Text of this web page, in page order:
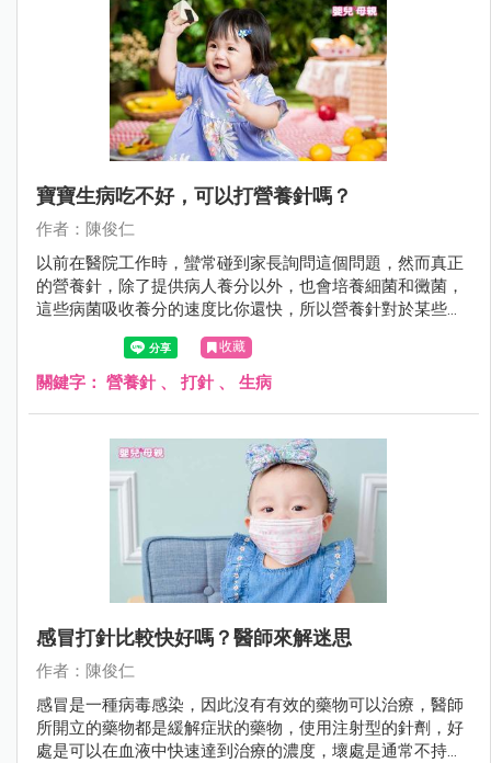
寶寶生病吃不好，可以打營養針嗎？
作者：陳俊仁
以前在醫院工作時，蠻常碰到家長詢問這個問題，然而真正
的營養針，除了提供病人養分以外，也會培養細菌和黴菌，
這些病菌吸收養分的速度比你還快，所以營養針對於某些人
來說並不是補品，很可能反而是「毒藥」。
收藏
關鍵字： 營養針 、 打針 、 生病
感冒打針比較快好嗎？醫師來解迷思
作者：陳俊仁
感冒是一種病毒感染，因此沒有有效的藥物可以治療，醫師
所開立的藥物都是緩解症狀的藥物，使用注射型的針劑，好
處是可以在血液中快速達到治療的濃度，壞處是通常不持